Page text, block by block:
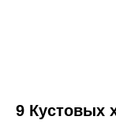
9 Кустовых